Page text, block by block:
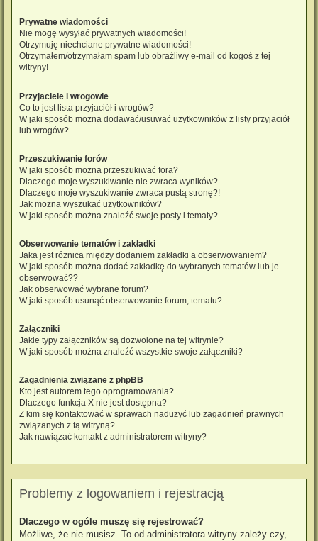
Prywatne wiadomości
Nie mogę wysyłać prywatnych wiadomości!
Otrzymuję niechciane prywatne wiadomości!
Otrzymałem/otrzymałam spam lub obraźliwy e-mail od kogoś z tej
witryny!
Przyjaciele i wrogowie
Co to jest lista przyjaciół i wrogów?
W jaki sposób można dodawać/usuwać użytkowników z listy przyjaciół
lub wrogów?
Przeszukiwanie forów
W jaki sposób można przeszukiwać fora?
Dlaczego moje wyszukiwanie nie zwraca wyników?
Dlaczego moje wyszukiwanie zwraca pustą stronę?!
Jak można wyszukać użytkowników?
W jaki sposób można znaleźć swoje posty i tematy?
Obserwowanie tematów i zakładki
Jaka jest różnica między dodaniem zakładki a obserwowaniem?
W jaki sposób można dodać zakładkę do wybranych tematów lub je
obserwować??
Jak obserwować wybrane forum?
W jaki sposób usunąć obserwowanie forum, tematu?
Załączniki
Jakie typy załączników są dozwolone na tej witrynie?
W jaki sposób można znaleźć wszystkie swoje załączniki?
Zagadnienia związane z phpBB
Kto jest autorem tego oprogramowania?
Dlaczego funkcja X nie jest dostępna?
Z kim się kontaktować w sprawach nadużyć lub zagadnień prawnych
związanych z tą witryną?
Jak nawiązać kontakt z administratorem witryny?
Problemy z logowaniem i rejestracją
Dlaczego w ogóle muszę się rejestrować?
Możliwe, że nie musisz. To od administratora witryny zależy czy,